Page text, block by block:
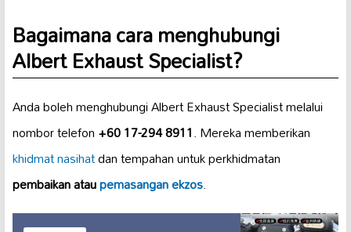
Bagaimana cara menghubungi
Albert Exhaust Specialist?
Anda boleh menghubungi Albert Exhaust Specialist melalui
nombor telefon+60 17-294 8911. Mereka memberikan
khidmat nasihatdan tempahan untuk perkhidmatan
pembaikan ataupemasangan ekzos.